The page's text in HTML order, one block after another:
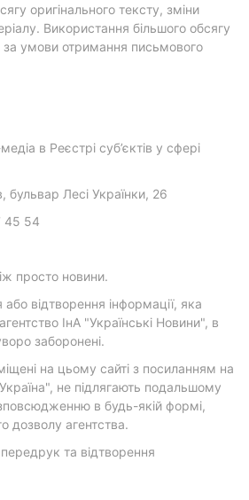
оригінального тексту, зміни
Використання більшого обсягу
умови отримання письмового
в Реєстрі суб’єктів у сфері
бульвар Лесі Українки, 26
45 54
просто новини.
відтворення інформації, яка
ІнА "Українські Новини", в
заборонені.
на цьому сайті з посиланням на
не підлягають подальшому
в будь-якій формі,
дозволу агентства.
та відтворення